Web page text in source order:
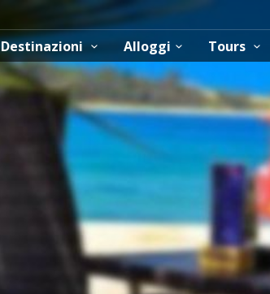
Destinazioni Alloggi Tours